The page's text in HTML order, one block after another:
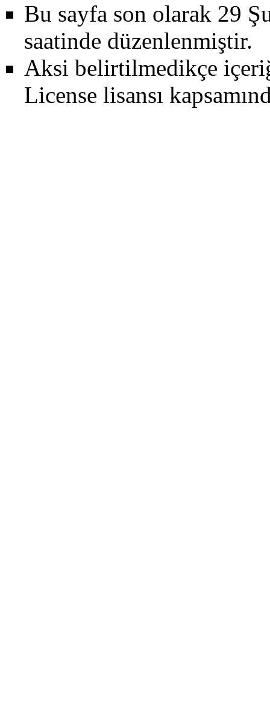
Bu sayfa son olarak 29
saatinde düzenlenmiştir.
Aksi belirtilmedikçe
License lisansı